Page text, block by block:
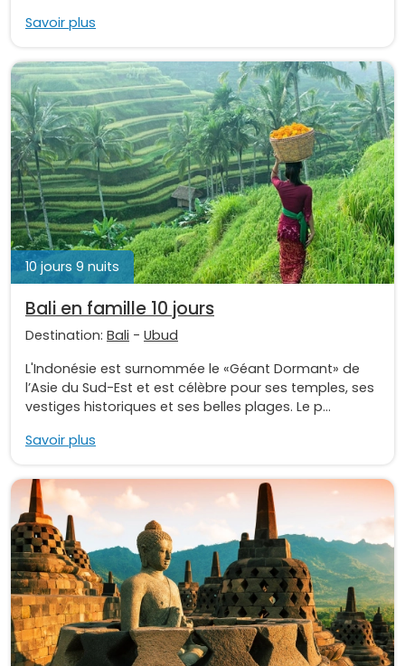
Savoir plus
10 jours 9 nuits
Bali en famille 10 jours
Destination: Bali - Ubud
L'Indonésie est surnommée le «Géant Dormant» de
l’Asie du Sud-Est et est célèbre pour ses temples, ses
vestiges historiques et ses belles plages. Le p...
Savoir plus